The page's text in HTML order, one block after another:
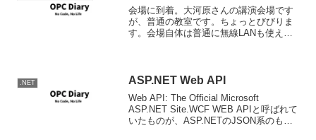
会場に到着。大河原さんの講演会場です
が、普通の教室です。ちょっとびびりま
す。会場自体は普通に無線LANも使えて
.NET ASP.NET Web API
Web API: The Official Microsoft
ASP.NET Site.WCF WEB APIと呼ばれて
いたものが、ASP.NETのJSON系のもの